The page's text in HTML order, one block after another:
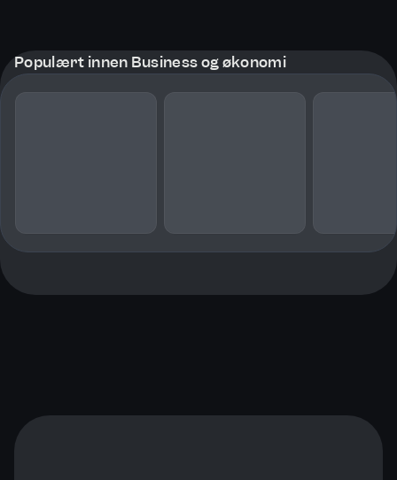
Populært innen Business og økonomi